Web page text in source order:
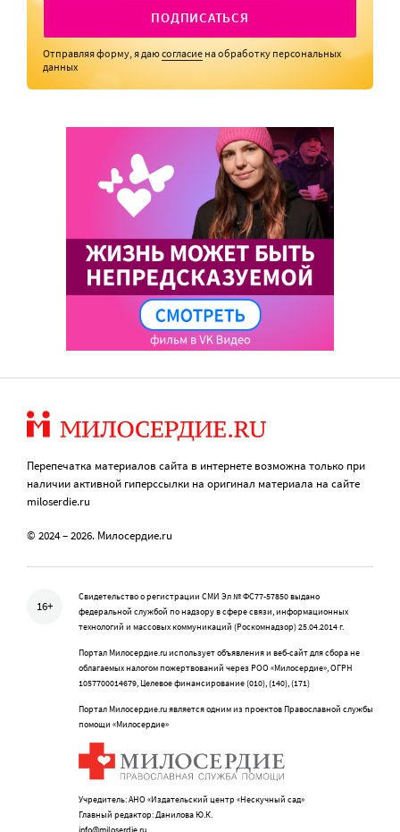
ПОДПИСАТЬСЯ
Отправляя форму, я даюсогласие на обработку персональных
данных
Перепечатка материалов сайта в интернете возможна только при
наличии активной гиперссылки на оригинал материала на сайте
miloserdie.ru
© 2024 – 2026. Милосердие.ru
16+
Свидетельство о регистрации СМИ Эл № ФС77-57850 выдано
федеральной службой по надзору в сфере связи, информационных
технологий и массовых коммуникаций (Роскомнадзор) 25.04.2014 г.
Портал Милосердие.ru использует объявления и веб-сайт для сбора не
облагаемых налогом пожертвований через РОО «Милосердие», ОГРН
1057700014679, Целевое финансирование (010), (140), (171)
Портал Милосердие.ru является одним из проектов Православной службы
помощи «Милосердие»
Учредитель: АНО «Издательский центр «Нескучный сад»
Главный редактор: Данилова Ю.К.
info@miloserdie.ru